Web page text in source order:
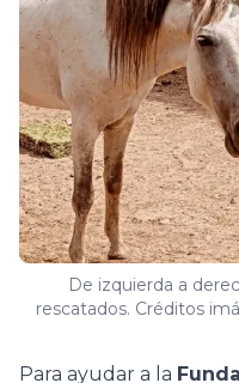
De izquierda a
rescatados. Créditos
Para ayudar a la